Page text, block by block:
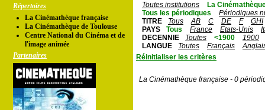
Répertoires
La Cinémathèque française
La Cinémathèque de Toulouse
Centre National du Cinéma et de
l'image animée
Partenaires
Toutes institutions
La
Tous les périodiques
Périodiques
TITRE
Tous AB C DE F
GHI
PAYS
Tous France Etats-Unis
DECENNIE
Toutes <1900
1900
LANGUE
Toutes Français
Réinitialiser les critères
La Cinémathèque française - 0